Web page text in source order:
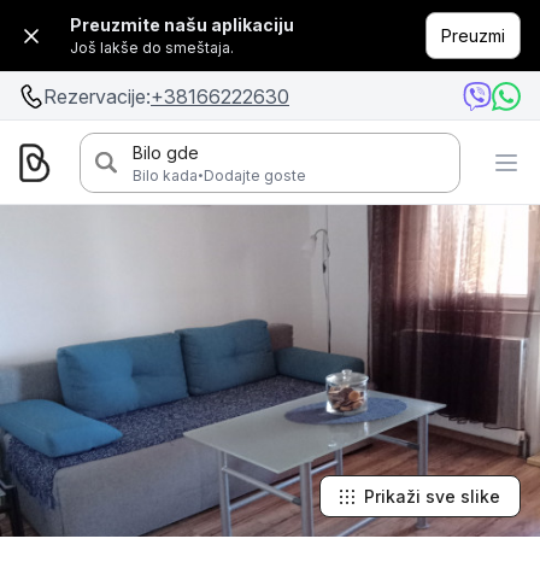
Preuzmite našu aplikaciju
Još lakše do smeštaja.
Preuzmi
Rezervacije:+38166222630
Bilo gde
Bilo kada·Dodajte goste
Prikaži sve slike